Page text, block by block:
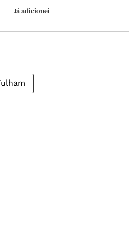
Já adicionei